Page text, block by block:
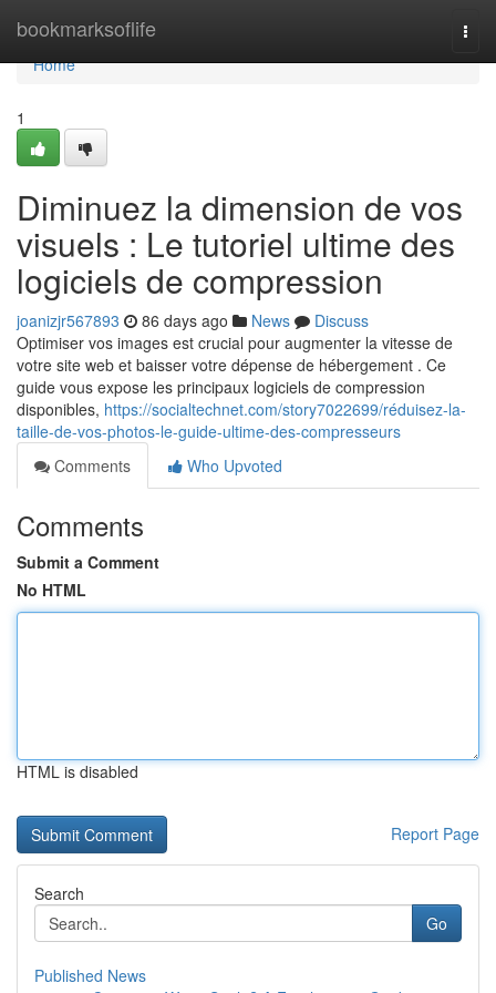
bookmarksoflife
Home
Home
1
Diminuez la dimension de vos
visuels : Le tutoriel ultime des
logiciels de compression
joanizjr567893 86 days ago News
Discuss
Optimiser vos images est crucial pour augmenter la vitesse de
votre site web et baisser votre dépense de hébergement . Ce
guide vous expose les principaux logiciels de compression
disponibles, https://socialtechnet.com/story7022699/réduisez-la-
taille-de-vos-photos-le-guide-ultime-des-compresseurs
Comments
Who Upvoted
Comments
Submit a Comment
No HTML
HTML is disabled
Report Page
Search
Go
Published News